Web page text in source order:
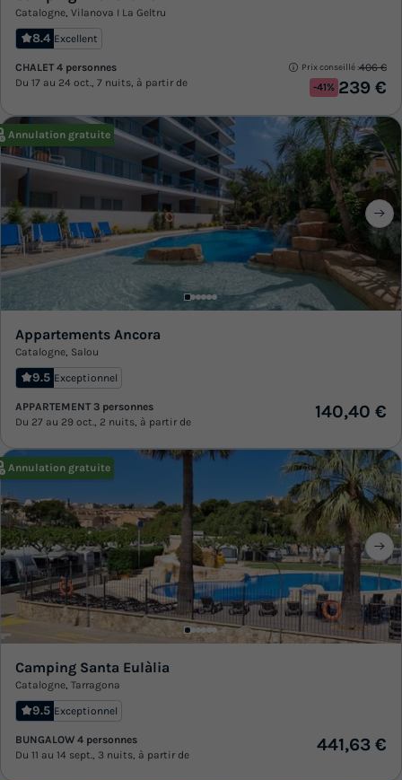
Catalogne, Vilanova I La Geltru
8.4 Excellent
CHALET 4 personnes
Du 17 au 24 oct., 7 nuits, à partir de
Prix conseillé :406 €
-41% 239 €
Annulation gratuite
Appartements Ancora
Catalogne, Salou
9.5 Exceptionnel
APPARTEMENT 3 personnes
Du 27 au 29 oct., 2 nuits, à partir de
140,40 €
Annulation gratuite
Camping Santa Eulàlia
Catalogne, Tarragona
9.5 Exceptionnel
BUNGALOW 4 personnes
Du 11 au 14 sept., 3 nuits, à partir de
441,63 €